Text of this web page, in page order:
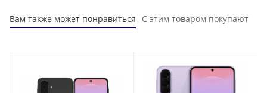
Вам также может понравиться С этим товаром покупают